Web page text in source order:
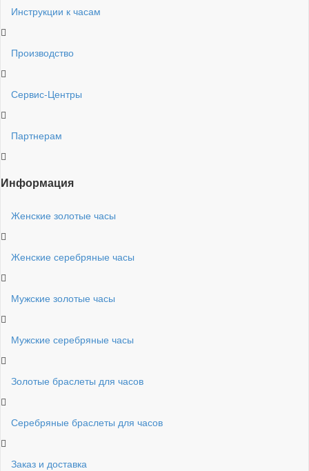
Инструкции к часам
Производство
Сервис-Центры
Партнерам
Информация
Женские золотые часы
Женские серебряные часы
Мужские золотые часы
Мужские серебряные часы
Золотые браслеты для часов
Серебряные браслеты для часов
Заказ и доставка